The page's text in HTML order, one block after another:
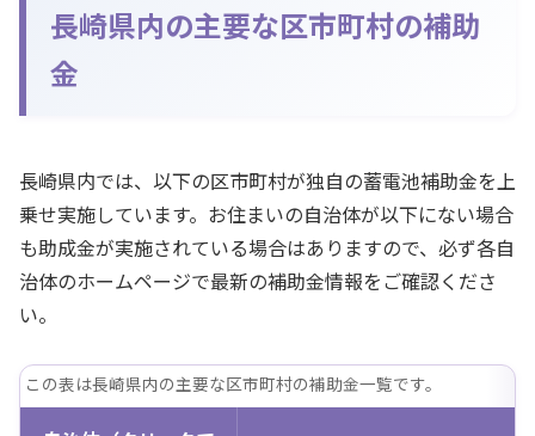
長崎県内の主要な区市町村の補助
金
長崎県内では、以下の区市町村が独自の蓄電池補助金を上
乗せ実施しています。お住まいの自治体が以下にない場合
も助成金が実施されている場合はありますので、必ず各自
治体のホームページで最新の補助金情報をご確認くださ
い。
この表は長崎県内の主要な区市町村の補助金一覧です。